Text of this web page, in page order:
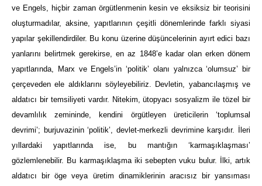
ve Engels, hiçbir zaman örgütlenmenin kesin ve eksiksiz bir teorisini
oluşturmadılar, aksine, yapıtlarının çeşitli dönemlerinde farklı siyasi
yapılar şekillendirdiler. Bu konu üzerine düşüncelerinin ayırt edici bazı
yanlarını belirtmek gerekirse, en az 1848’e kadar olan erken dönem
yapıtlarında, Marx ve Engels’in ‘politik’ olanı yalnızca ‘olumsuz’ bir
çerçeveden ele aldıklarını söyleyebiliriz. Devletin, yabancılaşmış ve
aldatıcı bir temsiliyeti vardır. Nitekim, ütopyacı sosyalizm ile tözel bir
devamlılık zemininde, kendini örgütleyen üreticilerin ‘toplumsal
devrimi’; burjuvazinin ‘politik’, devlet-merkezli devrimine karşıdır. İleri
yıllardaki yapıtlarında ise, bu mantığın ‘karmaşıklaşması’
gözlemlenebilir. Bu karmaşıklaşma iki sebepten vuku bulur. İlki, artık
aldatıcı bir öge veya üretim dinamiklerinin aracısız bir yansıması